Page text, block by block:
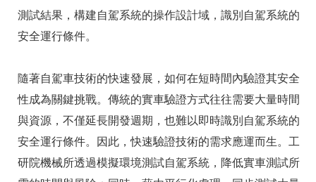
測試結果，構建自駕系統的操作設計域，識別自駕系統的
安全運行條件。
隨著自駕車技術的快速發展，如何在短時間內驗證其安全
性成為關鍵挑戰。傳統的實車驗證方式往往需要大量時間
與資源，不僅延長開發週期，也難以即時識別自駕系統的
安全運行條件。因此，快速驗證技術的需求應運而生。工
研院機械所透過模擬環境測試自駕系統，降低實車測試所